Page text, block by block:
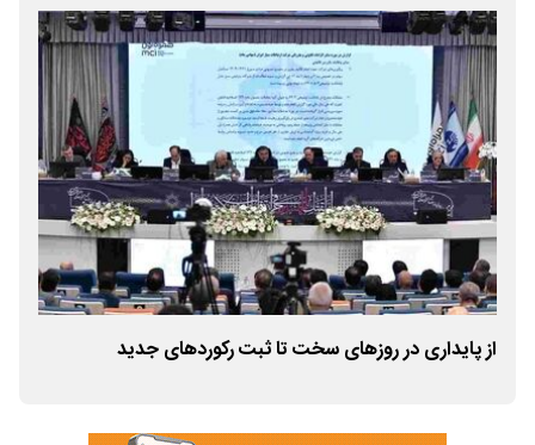
از پایداری در روزهای سخت تا ثبت رکوردهای جدید